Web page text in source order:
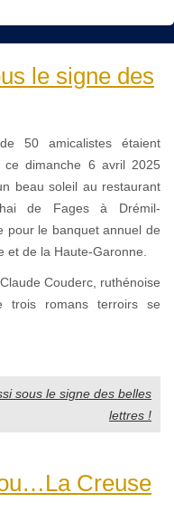
le signe des
50 amicalistes étaient
ce dimanche 6 avril 2025
beau soleil au restaurant
de Fages à Drémil-
pour le banquet annuel de
et de la Haute-Garonne.
Couderc, ruthénoise
trois romans terroirs se
sous le signe des belles
lettres !
Creuse